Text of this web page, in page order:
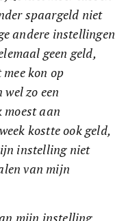
spaargeld niet
andere instellingen
geen geld,
kon op
zo een
moest aan
kostte ook geld,
instelling niet
van mijn
mijn instelling.